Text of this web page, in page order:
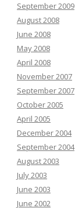
September 2009
August 2008
June 2008
May 2008
April 2008
November 2007
September 2007
October 2005
April 2005
December 2004
September 2004
August 2003
July 2003
June 2003
June 2002